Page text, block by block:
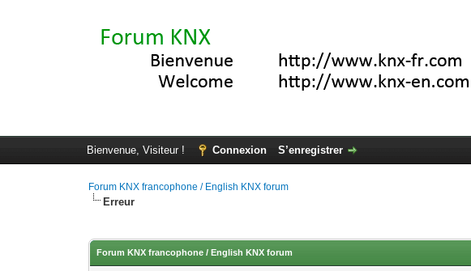
Bienvenue, Visiteur ! Connexion S’enregistrer
Forum KNX francophone / English KNX forum
Erreur
Forum KNX francophone / English KNX forum